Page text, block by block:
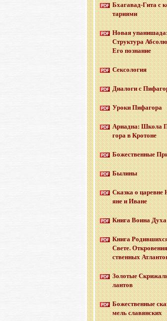
Бха­га­вад-Ги­та с
та­ри­я­ми
Новая
Струк­ту­ра
Его по­зна­ние
Сек­со­ло­гия
Диа­ло­ги с
Уроки Пи­фа­го­ра
Ари­ад­на: Школа
го­ра в Кро­тоне
Бо­же­ствен­ные
Бы­ли­ны
Сказ­ка о ца­ревне
яне и Иване
Книга Воина Духа
Книга
Свете.
ствен­ных
Зо­ло­тые
лан­тов
Бо­же­ствен­ные
мель сла­вян­ских